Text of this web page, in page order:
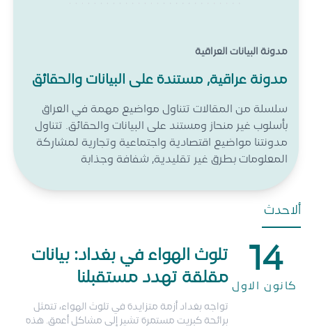
مدونة البيانات العراقية
مدونة عراقية, مستندة على البيانات والحقائق
سلسلة من المقالات تتناول مواضيع مهمة في العراق
بأسلوب غير منحاز ومستند على البيانات والحقائق. تتناول
مدونتنا مواضيع اقتصادية واجتماعية وتجارية لمشاركة
المعلومات بطرق غير تقليدية, شفافة وجذابة
ألاحدث
14
كانون الاول
تلوث الهواء في بغداد: بيانات
مقلقة تهدد مستقبلنا
تواجه بغداد أزمة متزايدة في تلوث الهواء، تتمثل
برائحة كبريت مستمرة تشير إلى مشاكل أعمق. هذه